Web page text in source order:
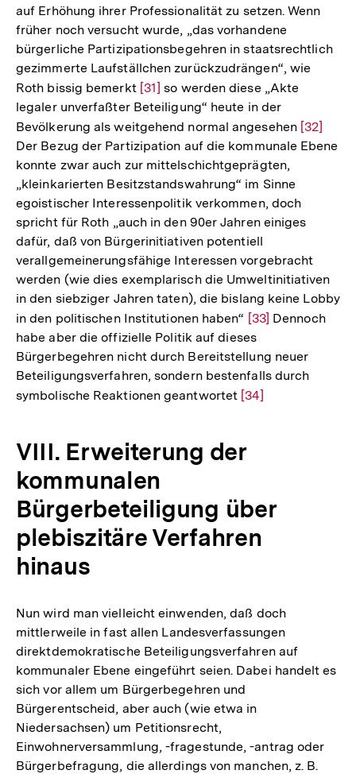
auf Erhöhung ihrer Professionalität zu setzen. Wenn
früher noch versucht wurde, „das vorhandene
bürgerliche Partizipationsbegehren in staatsrechtlich
gezimmerte Laufställchen zurückzudrängen“, wie
Roth bissig bemerkt Zur
Auflösung
der
Fußnote
[31] so werden diese „Akte
legaler unverfaßter Beteiligung“ heute in der
Bevölkerung als weitgehend normal angesehen Zur
[32]
Der Bezug der Partizipation auf die kommunale Ebene
konnte zwar auch zur mittelschichtgeprägten,
„kleinkarierten Besitzstandswahrung“ im Sinne
egoistischer Interessenpolitik verkommen, doch
spricht für Roth „auch in den 90er Jahren einiges
dafür, daß von Bürgerinitiativen potentiell
verallgemeinerungsfähige Interessen vorgebracht
werden (wie dies exemplarisch die Umweltinitiativen
in den siebziger Jahren taten), die bislang keine Lobby
in den politischen Institutionen haben“ Zur
Auflösung
der
Fußnote
[33] Dennoch
habe aber die offizielle Politik auf dieses
Bürgerbegehren nicht durch Bereitstellung neuer
Beteiligungsverfahren, sondern bestenfalls durch
symbolische Reaktionen geantwortet Zur
Fußnote
[34]
VIII. Erweiterung der
kommunalen
Bürgerbeteiligung über
plebiszitäre Verfahren
hinaus
Nun wird man vielleicht einwenden, daß doch
mittlerweile in fast allen Landesverfassungen
direktdemokratische Beteiligungsverfahren auf
kommunaler Ebene eingeführt seien. Dabei handelt es
sich vor allem um Bürgerbegehren und
Bürgerentscheid, aber auch (wie etwa in
Niedersachsen) um Petitionsrecht,
Einwohnerversammlung, -fragestunde, -antrag oder
Bürgerbefragung, die allerdings von manchen, z. B.